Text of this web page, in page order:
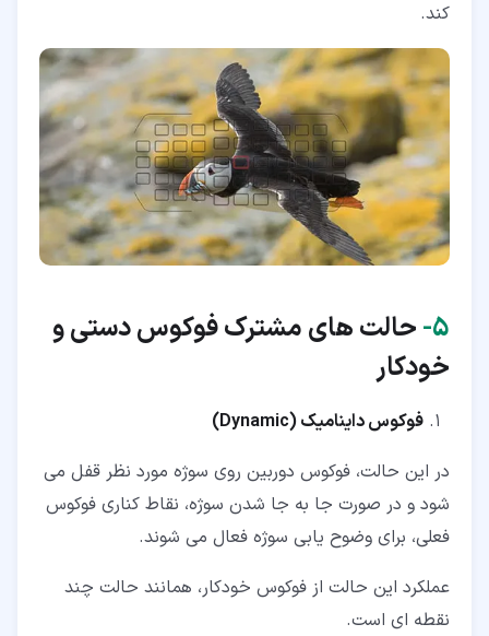
کند.
۵‏- حالت های مشترک فوکوس دستی و
خودکار
فوکوس داینامیک (Dynamic
)
در این حالت، فوکوس دوربین روی سوژه مورد نظر قفل می
شود و در صورت جا به جا شدن سوژه، نقاط کناری فوکوس
فعلی، برای وضوح یابی سوژه فعال می شوند.
عملکرد این حالت از فوکوس خودکار، همانند حالت چند
نقطه ای است.